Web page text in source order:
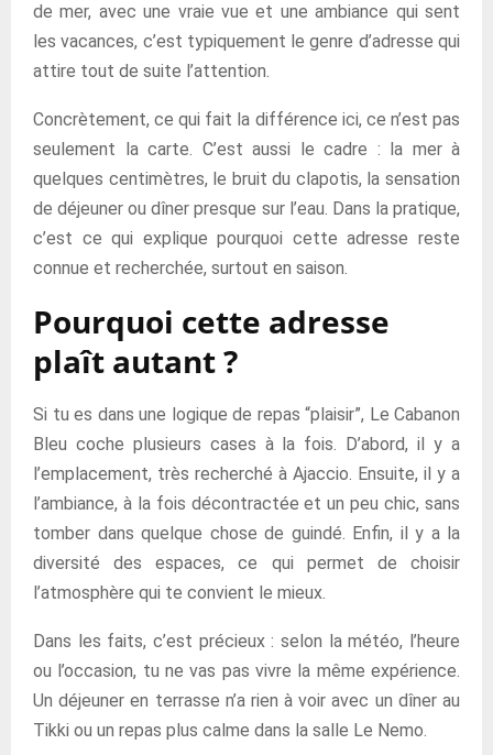
de mer, avec une vraie vue et une ambiance qui sent
les vacances, c’est typiquement le genre d’adresse qui
attire tout de suite l’attention.
Concrètement, ce qui fait la différence ici, ce n’est pas
seulement la carte. C’est aussi le cadre : la mer à
quelques centimètres, le bruit du clapotis, la sensation
de déjeuner ou dîner presque sur l’eau. Dans la pratique,
c’est ce qui explique pourquoi cette adresse reste
connue et recherchée, surtout en saison.
Pourquoi cette adresse
plaît autant ?
Si tu es dans une logique de repas “plaisir”, Le Cabanon
Bleu coche plusieurs cases à la fois. D’abord, il y a
l’emplacement, très recherché à Ajaccio. Ensuite, il y a
l’ambiance, à la fois décontractée et un peu chic, sans
tomber dans quelque chose de guindé. Enfin, il y a la
diversité des espaces, ce qui permet de choisir
l’atmosphère qui te convient le mieux.
Dans les faits, c’est précieux : selon la météo, l’heure
ou l’occasion, tu ne vas pas vivre la même expérience.
Un déjeuner en terrasse n’a rien à voir avec un dîner au
Tikki ou un repas plus calme dans la salle Le Nemo.